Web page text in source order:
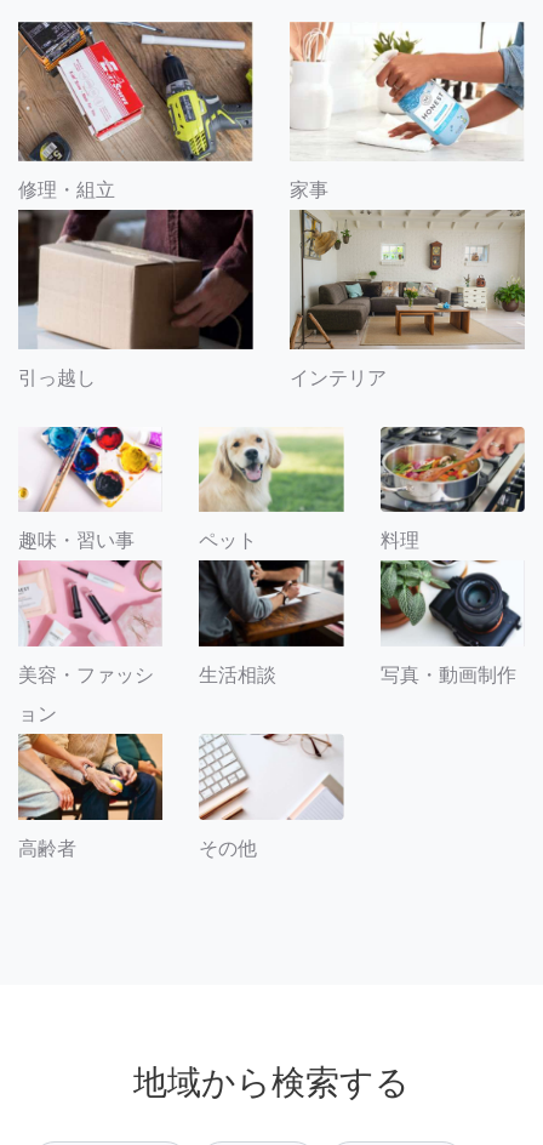
修理・組立 家事
引っ越し インテリア
趣味・習い事 ペット 料理
美容・ファッシ
ョン
生活相談 写真・動画制作
高齢者 その他
地域から検索する